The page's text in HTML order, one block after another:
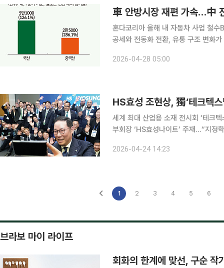
車 안방시장 재편 가속…中
혼다코리아 올해 내 자동차 사업 철수BYD, 지커 중국
공세와 전동화 전환, 유통 구조 변화
2026-04-28 05:00
HS효성 조현상, 獨‘테크텍
세계 최대 산업용 소재 전시회 ‘테크
부회장 ‘HS효성나이트’ 주재…“지정학
(Techtextil) 2026’에 참가했다고
2026-04-24 14:23
1 2 3 4 5 6
브라보 마이 라이프
회화의 한계에 맞선, 구순 작